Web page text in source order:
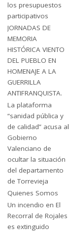
los presupuestos
participativos
JORNADAS DE
MEMORIA
HISTÓRICA VIENTO
DEL PUEBLO EN
HOMENAJE A LA
GUERRILLA
ANTIFRANQUISTA.
La plataforma
“sanidad pública y
de calidad” acusa al
Gobierno
Valenciano de
ocultar la situación
del departamento
de Torrevieja
Quienes Somos
Un incendio en El
Recorral de Rojales
es extinguido